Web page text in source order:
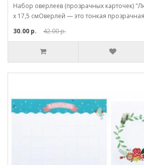
Набор оверлеев (прозрачных карточек)
х 17,5 смОверлей — это тонкая
30.00 р.
42.00 р.